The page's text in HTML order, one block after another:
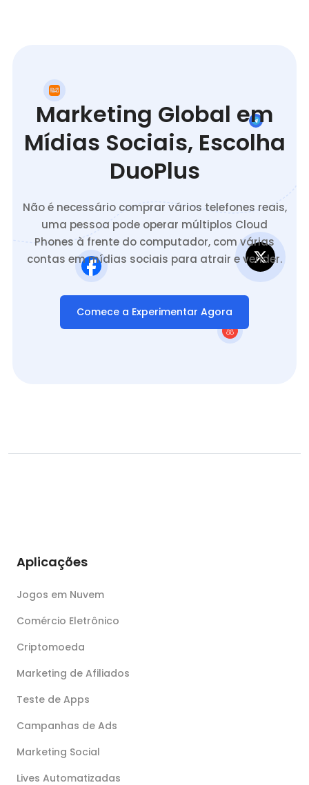
Marketing Global em
Mídias Sociais, Escolha
DuoPlus
Não é necessário comprar vários telefones reais,
uma pessoa pode operar múltiplos Cloud
Phones à frente do computador, com várias
contas em mídias sociais para atrair e vender.
Comece a Experimentar Agora
Aplicações
Jogos em Nuvem
Comércio Eletrônico
Criptomoeda
Marketing de Afiliados
Teste de Apps
Campanhas de Ads
Marketing Social
Lives Automatizadas